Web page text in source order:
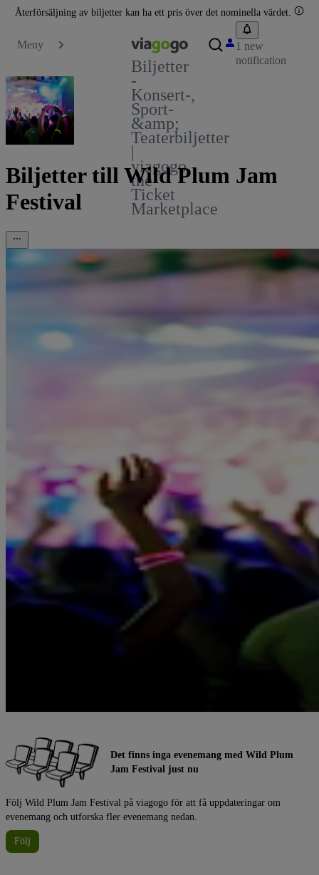
Återförsäljning av biljetter kan ha ett pris över det nominella värdet.
Meny
Biljetter
-
Konsert-,
Sport-
&amp;
Teaterbiljetter
|
viagogo
the
Ticket
Marketplace
1 new
notification
Biljetter till Wild Plum Jam
Festival
Det finns inga evenemang med Wild Plum
Jam Festival just nu
Följ Wild Plum Jam Festival på viagogo för att få uppdateringar om
evenemang och utforska fler evenemang nedan.
Följ